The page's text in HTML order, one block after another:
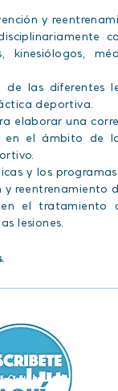
y
las diferentes
deportiva.
elaborar una
en el ámbito de
y los
y reentrenamiento
el tratamiento
lesiones.